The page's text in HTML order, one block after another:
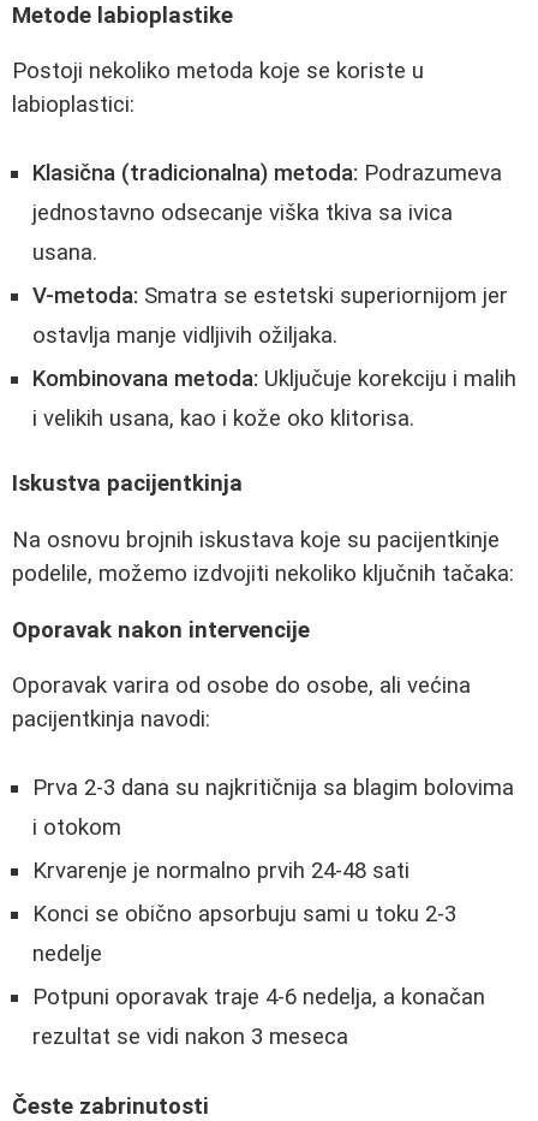
Metode labioplastike
Postoji nekoliko metoda koje se koriste u
labioplastici:
Klasična (tradicionalna) metoda: Podrazumeva
jednostavno odsecanje viška tkiva sa ivica
usana.
V-metoda: Smatra se estetski superiornijom jer
ostavlja manje vidljivih ožiljaka.
Kombinovana metoda: Uključuje korekciju i malih
i velikih usana, kao i kože oko klitorisa.
Iskustva pacijentkinja
Na osnovu brojnih iskustava koje su pacijentkinje
podelile, možemo izdvojiti nekoliko ključnih tačaka:
Oporavak nakon intervencije
Oporavak varira od osobe do osobe, ali većina
pacijentkinja navodi:
Prva 2-3 dana su najkritičnija sa blagim bolovima
i otokom
Krvarenje je normalno prvih 24-48 sati
Konci se obično apsorbuju sami u toku 2-3
nedelje
Potpuni oporavak traje 4-6 nedelja, a konačan
rezultat se vidi nakon 3 meseca
Česte zabrinutosti